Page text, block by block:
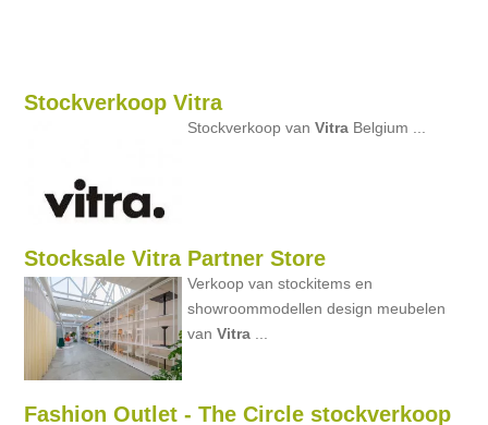
Stockverkoop Vitra
Stockverkoop vanVitra Belgium ...
Stocksale Vitra Partner Store
Verkoop van stockitems en
showroommodellen design meubelen
vanVitra
Fashion Outlet - The Circle stockverkoop